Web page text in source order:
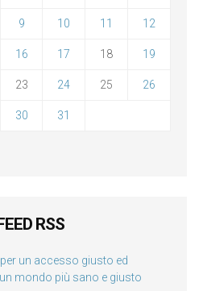
9 10 11 12
16 17 18 19
23 24 25 26
30 31
RSS
un accesso giusto ed
mondo più sano e giusto